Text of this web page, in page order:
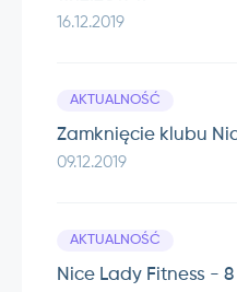
16.12.2019
Zamknięcie klubu
09.12.2019
AKTUALNOŚĆ
Nice Lady Fitness -
AKTUALNOŚĆ